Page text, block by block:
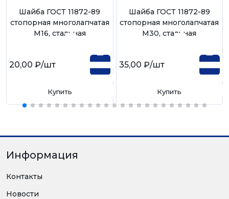
Шайба ГОСТ 11872-89
стопорная многолапчатая
М16, стальная
20,00 ₽/шт
Купить
Шайба ГОСТ 11872-89
стопорная многолапчатая
М30, стальная
35,00 ₽/шт
Купить
Информация
Контакты
Новости